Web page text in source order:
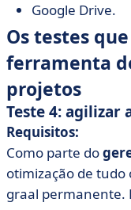
Google Drive.
Os testes
ferramenta
projetos
Teste 4: agilizar
Requisitos:
Como parte do
otimização de tudo
graal permanente.